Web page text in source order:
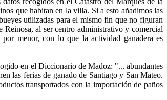
que habitan en la villa. Si a esto añadimos las
utilizadas para el mismo fin que no figuran
Reinosa, al ser centro administrativo y comercial
menor, con lo que la actividad ganadera es
en el Diccionario de Madoz: "... abundantes
las ferias de ganado de Santiago y San Mateo.
transportados con la importación de paños